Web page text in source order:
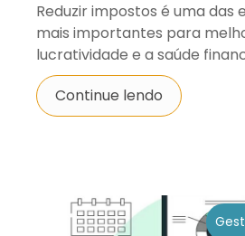
Reduzir impostos é uma das
mais importantes para
lucratividade e a saúde
Continue lendo